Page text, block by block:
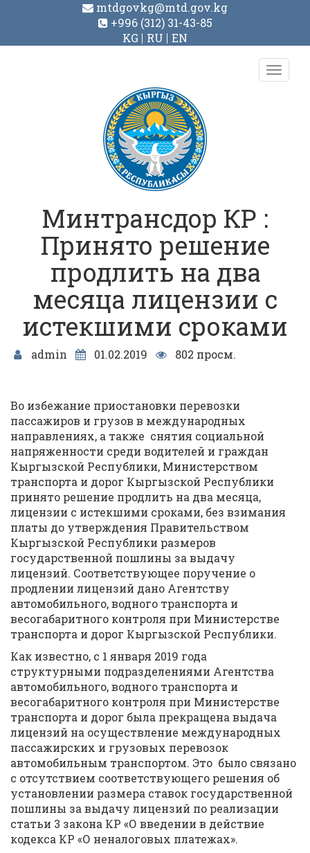
mtdgovkg@mtd.gov.kg
+996 (312) 31-43-85
KG
RU EN
Toggle
Минтрансдор КР :
Принято решение
продлить на два
месяца лицензии с
истекшими сроками
admin 01.02.2019 802 просм.
Во избежание приостановки перевозки
пассажиров и грузов в международных
направлениях, а также снятия социальной
напряженности среди водителей и граждан
Кыргызской Республики, Министерством
транспорта и дорог Кыргызской Республики
принято решение продлить на два месяца,
лицензии с истекшими сроками, без взимания
платы до утверждения Правительством
Кыргызской Республики размеров
государственной пошлины за выдачу
лицензий. Соответствующее поручение о
продлении лицензий дано Агентству
автомобильного, водного транспорта и
весогабаритного контроля при Министерстве
транспорта и дорог Кыргызской Республики.
Как известно, с 1 января 2019 года
структурными подразделениями Агентства
автомобильного, водного транспорта и
весогабаритного контроля при Министерстве
транспорта и дорог была прекращена выдача
лицензий на осуществление международных
пассажирских и грузовых перевозок
автомобильным транспортом. Это было связано
с отсутствием соответствующего решения об
установлении размера ставок государственной
пошлины за выдачу лицензий по реализации
статьи 3 закона КР «О введении в действие
кодекса КР «О неналоговых платежах».